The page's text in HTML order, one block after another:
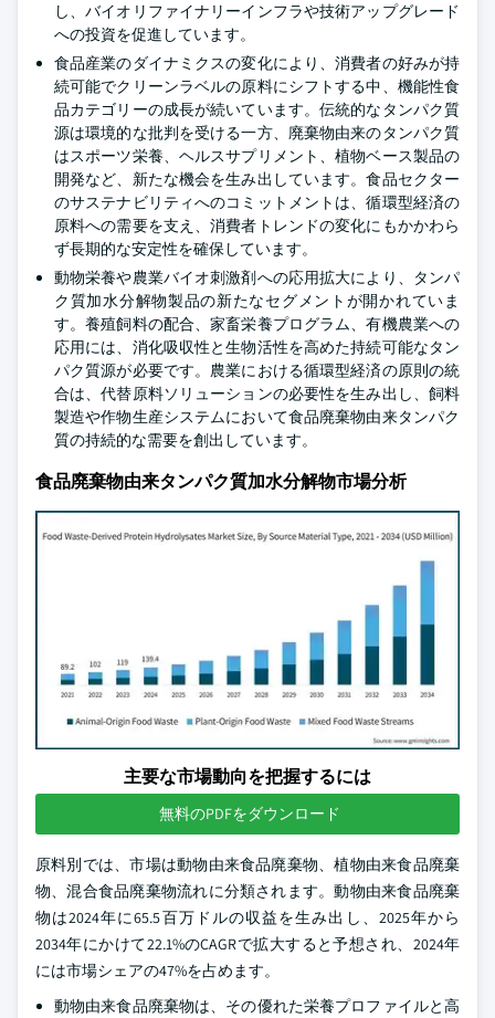
し、バイオリファイナリーインフラや技術アップグレード
への投資を促進しています。
食品産業のダイナミクスの変化により、消費者の好みが持
続可能でクリーンラベルの原料にシフトする中、機能性食
品カテゴリーの成長が続いています。伝統的なタンパク質
源は環境的な批判を受ける一方、廃棄物由来のタンパク質
はスポーツ栄養、ヘルスサプリメント、植物ベース製品の
開発など、新たな機会を生み出しています。食品セクター
のサステナビリティへのコミットメントは、循環型経済の
原料への需要を支え、消費者トレンドの変化にもかかわら
ず長期的な安定性を確保しています。
動物栄養や農業バイオ刺激剤への応用拡大により、タンパ
ク質加水分解物製品の新たなセグメントが開かれていま
す。養殖飼料の配合、家畜栄養プログラム、有機農業への
応用には、消化吸収性と生物活性を高めた持続可能なタン
パク質源が必要です。農業における循環型経済の原則の統
合は、代替原料ソリューションの必要性を生み出し、飼料
製造や作物生産システムにおいて食品廃棄物由来タンパク
質の持続的な需要を創出しています。
食品廃棄物由来タンパク質加水分解物市場分析
主要な市場動向を把握するには
無料のPDFをダウンロード
原料別では、市場は動物由来食品廃棄物、植物由来食品廃棄
物、混合食品廃棄物流れに分類されます。動物由来食品廃棄
物は2024年に65.5百万ドルの収益を生み出し、2025年から
2034年にかけて22.1%のCAGRで拡大すると予想され、2024年
には市場シェアの47%を占めます。
動物由来食品廃棄物は、その優れた栄養プロファイルと高